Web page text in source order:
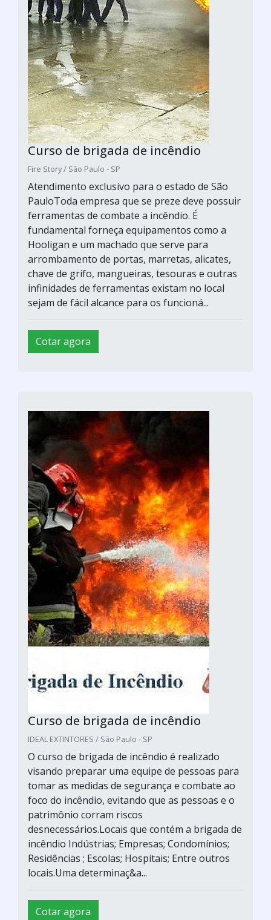
Curso de brigada de incêndio
Fire Story / São Paulo - SP
Atendimento exclusivo para o estado de São
PauloToda empresa que se preze deve possuir
ferramentas de combate a incêndio. É
fundamental forneça equipamentos como a
Hooligan e um machado que serve para
arrombamento de portas, marretas, alicates,
chave de grifo, mangueiras, tesouras e outras
infinidades de ferramentas existam no local
sejam de fácil alcance para os funcioná...
Cotar agora
Curso de brigada de incêndio
IDEAL EXTINTORES / São Paulo - SP
O curso de brigada de incêndio é realizado
visando preparar uma equipe de pessoas para
tomar as medidas de segurança e combate ao
foco do incêndio, evitando que as pessoas e o
patrimônio corram riscos
desnecessários.Locais que contém a brigada de
incêndio Indústrias; Empresas; Condomínios;
Residências ; Escolas; Hospitais; Entre outros
locais.Uma determinaç&a...
Cotar agora